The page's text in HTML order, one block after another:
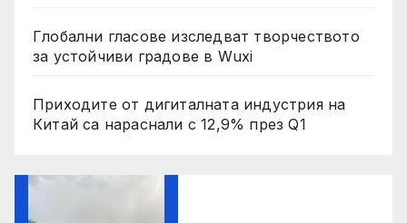
Глобални гласове изследват творчеството
за устойчиви градове в Wuxi
Приходите от дигиталната индустрия на
Китай са нараснали с 12,9% през Q1